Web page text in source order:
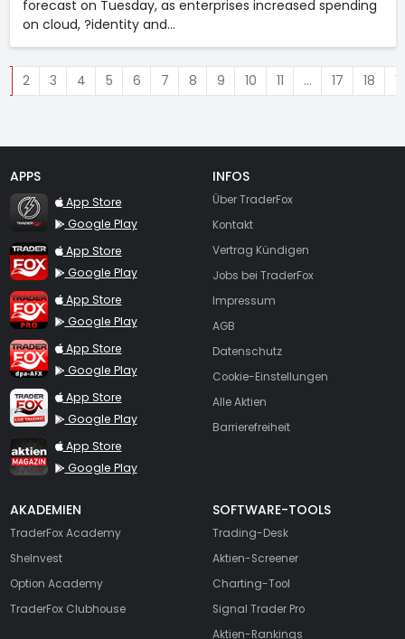
forecast on Tuesday, as enterprises increased spending
on cloud, ?identity and…
2 3 4 5 6 7 8 9 10 11 … 17 18
APPS
TraderFox Flash
App Store
Google Play
TraderFox App
App Store
Google Play
TraderFox Pro
App Store
Google Play
TraderFox dpa-AFX ProFeed
App Store
Google Play
TraderFox Live Trading
App Store
Google Play
TraderFox aktien Magazin
App Store
Google Play
INFOS
Über TraderFox
Kontakt
Vertrag Kündigen
Jobs bei TraderFox
Impressum
AGB
Datenschutz
Cookie-Einstellungen
Alle Aktien
Barrierefreiheit
AKADEMIEN
TraderFox Academy
SheInvest
Option Academy
TraderFox Clubhouse
SOFTWARE-TOOLS
Trading-Desk
Aktien-Screener
Charting-Tool
Signal Trader Pro
Aktien-Rankings